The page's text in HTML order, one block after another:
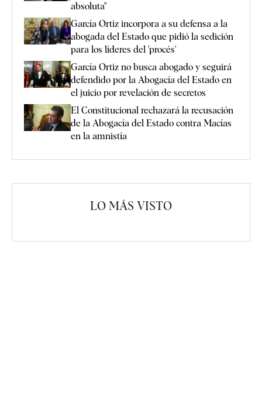
absoluta"
García Ortiz incorpora a su defensa a la
abogada del Estado que pidió la sedición
para los líderes del 'procés'
García Ortiz no busca abogado y seguirá
defendido por la Abogacía del Estado en
el juicio por revelación de secretos
El Constitucional rechazará la recusación
de la Abogacía del Estado contra Macías
en la amnistía
LO MÁS VISTO